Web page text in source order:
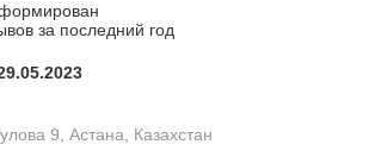
за последний год
9, Астана, Казахстан